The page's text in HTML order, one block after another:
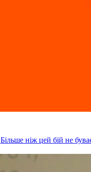
Більше ніж цей бій не